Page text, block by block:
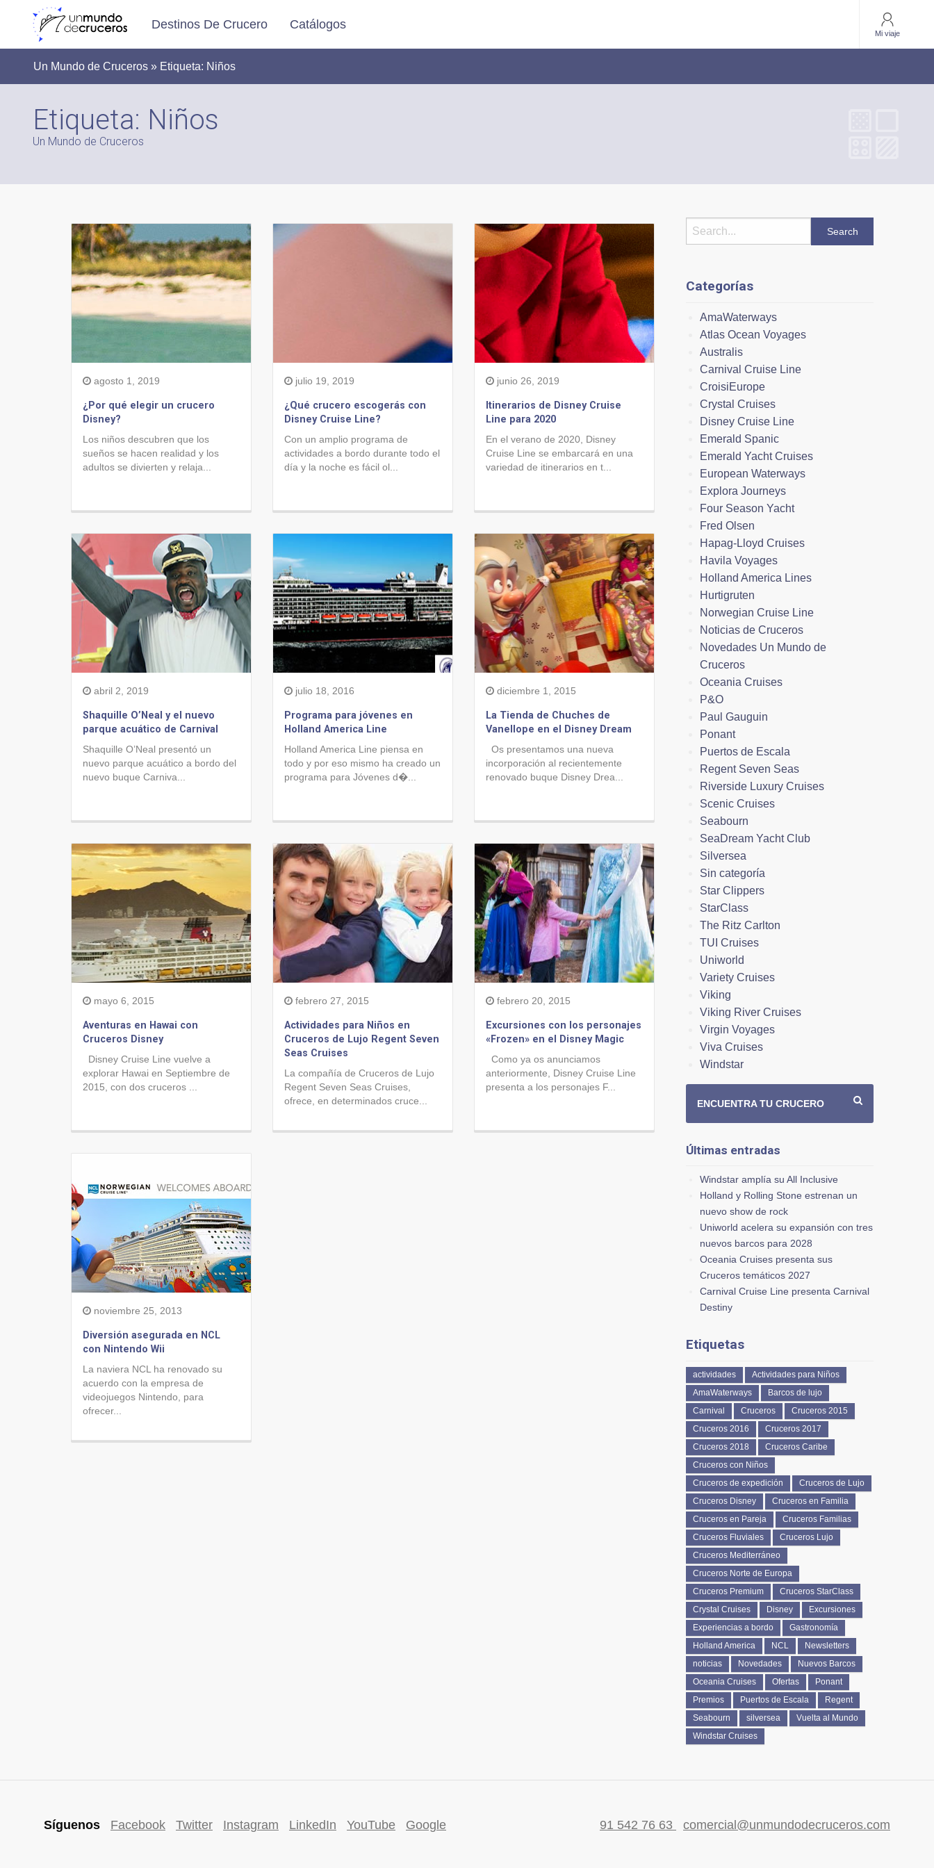
Destinos De Crucero Catálogos
Mi viaje
Un Mundo de Cruceros » Etiqueta: Niños
Etiqueta: Niños
Un Mundo de Cruceros
agosto 1, 2019
¿Por qué elegir un crucero
Disney?
Los niños descubren que los
sueños se hacen realidad y los
adultos se divierten y relaja...
julio 19, 2019
¿Qué crucero escogerás con
Disney Cruise Line?
Con un amplio programa de
actividades a bordo durante todo el
día y la noche es fácil ol...
junio 26, 2019
Itinerarios de Disney Cruise
Line para 2020
En el verano de 2020, Disney
Cruise Line se embarcará en una
variedad de itinerarios en t...
abril 2, 2019
Shaquille O’Neal y el nuevo
parque acuático de Carnival
Shaquille O’Neal presentó un
nuevo parque acuático a bordo del
nuevo buque Carniva...
julio 18, 2016
Programa para jóvenes en
Holland America Line
Holland America Line piensa en
todo y por eso mismo ha creado un
programa para Jóvenes d�...
diciembre 1, 2015
La Tienda de Chuches de
Vanellope en el Disney Dream
Os presentamos una nueva
incorporación al recientemente
renovado buque Disney Drea...
mayo 6, 2015
Aventuras en Hawai con
Cruceros Disney
Disney Cruise Line vuelve a
explorar Hawai en Septiembre de
2015, con dos cruceros ...
febrero 27, 2015
Actividades para Niños en
Cruceros de Lujo Regent Seven
Seas Cruises
La compañía de Cruceros de Lujo
Regent Seven Seas Cruises,
ofrece, en determinados cruce...
febrero 20, 2015
Excursiones con los personajes
«Frozen» en el Disney Magic
Como ya os anunciamos
anteriormente, Disney Cruise Line
presenta a los personajes F...
noviembre 25, 2013
Diversión asegurada en NCL
con Nintendo Wii
La naviera NCL ha renovado su
acuerdo con la empresa de
videojuegos Nintendo, para
ofrecer...
Categorías
AmaWaterways
Atlas Ocean Voyages
Australis
Carnival Cruise Line
CroisiEurope
Crystal Cruises
Disney Cruise Line
Emerald Spanic
Emerald Yacht Cruises
European Waterways
Explora Journeys
Four Season Yacht
Fred Olsen
Hapag-Lloyd Cruises
Havila Voyages
Holland America Lines
Hurtigruten
Norwegian Cruise Line
Noticias de Cruceros
Novedades Un Mundo de
Cruceros
Oceania Cruises
P&O
Paul Gauguin
Ponant
Puertos de Escala
Regent Seven Seas
Riverside Luxury Cruises
Scenic Cruises
Seabourn
SeaDream Yacht Club
Silversea
Sin categoría
Star Clippers
StarClass
The Ritz Carlton
TUI Cruises
Uniworld
Variety Cruises
Viking
Viking River Cruises
Virgin Voyages
Viva Cruises
Windstar
ENCUENTRA TU CRUCERO
Últimas entradas
Windstar amplía su All Inclusive
Holland y Rolling Stone estrenan un
nuevo show de rock
Uniworld acelera su expansión con tres
nuevos barcos para 2028
Oceania Cruises presenta sus
Cruceros temáticos 2027
Carnival Cruise Line presenta Carnival
Destiny
Etiquetas
actividades
Actividades para Niños
AmaWaterways
Barcos de lujo
Carnival
Cruceros
Cruceros 2015
Cruceros 2016
Cruceros 2017
Cruceros 2018
Cruceros Caribe
Cruceros con Niños
Cruceros de expedición
Cruceros de Lujo
Cruceros Disney
Cruceros en Familia
Cruceros en Pareja
Cruceros Familias
Cruceros Fluviales
Cruceros Lujo
Cruceros Mediterráneo
Cruceros Norte de Europa
Cruceros Premium
Cruceros StarClass
Crystal Cruises
Disney
Excursiones
Experiencias a bordo
Gastronomía
Holland America
NCL
Newsletters
noticias
Novedades
Nuevos Barcos
Oceania Cruises
Ofertas
Ponant
Premios
Puertos de Escala
Regent
Seabourn
silversea
Vuelta al Mundo
Windstar Cruises
Síguenos Facebook Twitter Instagram LinkedIn YouTube Google 91 542 76 63 comercial@unmundodecruceros.com